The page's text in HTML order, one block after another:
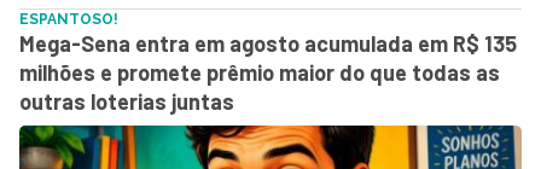
ESPANTOSO!
Mega-Sena entra em agosto acumulada em R$ 135
milhões e promete prêmio maior do que todas as
outras loterias juntas